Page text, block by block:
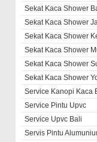
Sekat Kaca Shower
Sekat Kaca Shower
Sekat Kaca Shower
Sekat Kaca Shower
Sekat Kaca Shower
Sekat Kaca Shower
Service Kanopi Kaca
Service Pintu Upvc
Service Upvc Bali
Servis Pintu